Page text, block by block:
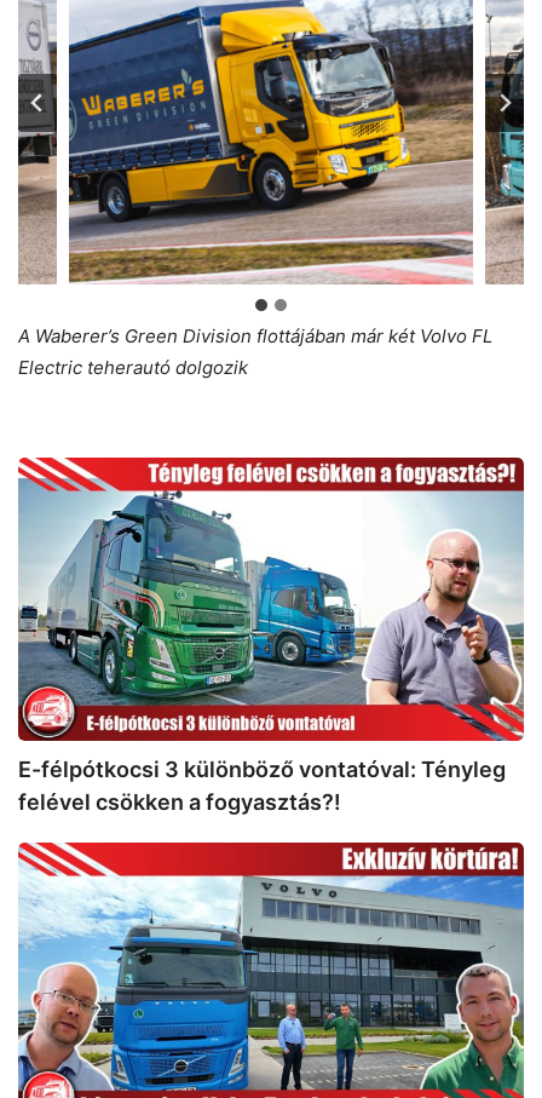
A Waberer’s Green Division flottájában már két Volvo FL
Electric teherautó dolgozik
E-
félpótkocsi
különböző
vontatóval:
Tényleg
felével
csökken
a
fogyasztás?!
E-félpótkocsi 3 különböző vontatóval: Tényleg
felével csökken a fogyasztás?!
A
Volvo
Trucks
ecseri
főhadiszállása:
Csak
be
kell
hajtanod…